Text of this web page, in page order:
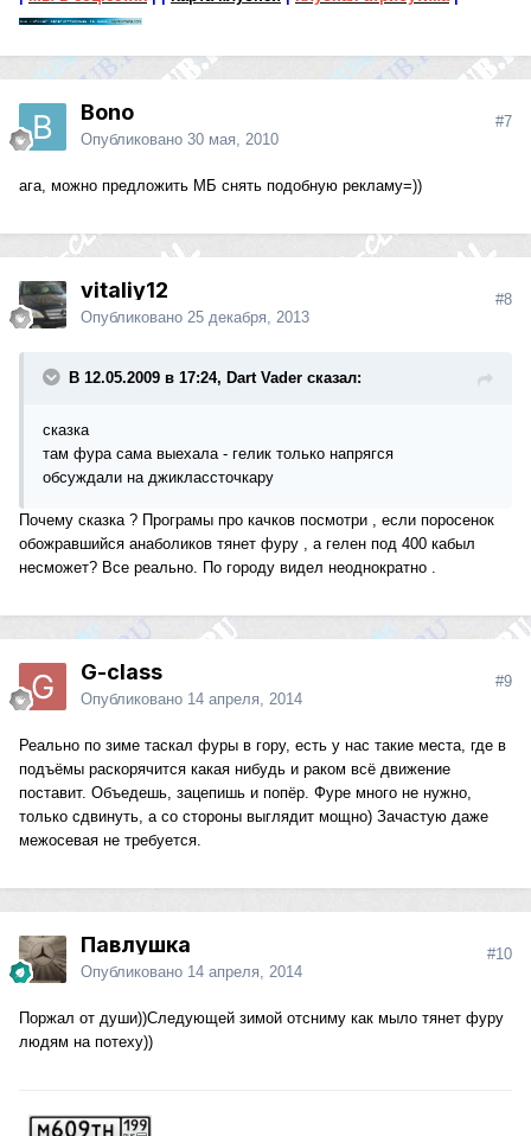
Bono
Опубликовано 30 мая, 2010
#7
ага, можно предложить МБ снять подобную рекламу=))
vitaliy12
Опубликовано 25 декабря, 2013
#8
В 12.05.2009 в 17:24, Dart Vader сказал:
сказка
там фура сама выехала - гелик только напрягся
обсуждали на джиклассточкару
Почему сказка ? Програмы про качков посмотри , если поросенок
обожравшийся анаболиков тянет фуру , а гелен под 400 кабыл
несможет? Все реально. По городу видел неоднократно .
G-class
Опубликовано 14 апреля, 2014
#9
Реально по зиме таскал фуры в гору, есть у нас такие места, где в
подъёмы раскорячится какая нибудь и раком всё движение
поставит. Объедешь, зацепишь и попёр. Фуре много не нужно,
только сдвинуть, а со стороны выглядит мощно) Зачастую даже
межосевая не требуется.
Павлушка
Опубликовано 14 апреля, 2014
#10
Поржал от души))Следующей зимой отсниму как мыло тянет фуру
людям на потеху))